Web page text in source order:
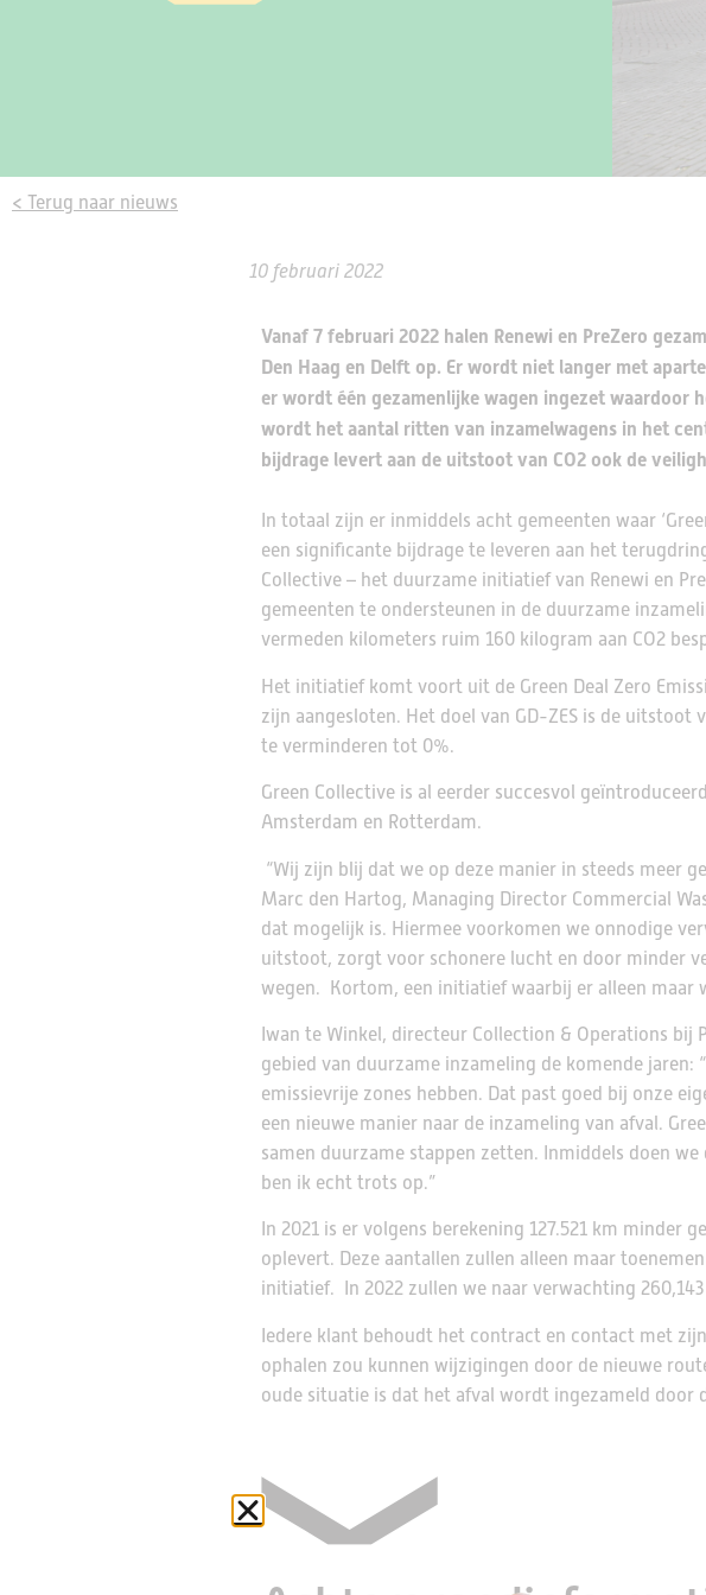
< Terug naar nieuws
10 februari 2022
Vanaf 7 februari 2022 halen Renewi en PreZero
Den Haag en Delft op. Er wordt niet langer met
er wordt één gezamenlijke wagen ingezet waardoor
wordt het aantal ritten van inzamelwagens in het
bijdrage levert aan de uitstoot van CO2 ook de
In totaal zijn er inmiddels acht gemeenten waar
een significante bijdrage te leveren aan het
Collective – het duurzame initiatief van Renewi en
gemeenten te ondersteunen in de duurzame
vermeden kilometers ruim 160 kilogram aan CO2
Het initiatief komt voort uit de Green Deal Zero
zijn aangesloten. Het doel van GD-ZES is de uitstoot
te verminderen tot 0%.
Green Collective is al eerder succesvol
Amsterdam en Rotterdam.
“Wij zijn blij dat we op deze manier in steeds meer
Marc den Hartog, Managing Director Commercial
dat mogelijk is. Hiermee voorkomen we onnodige
uitstoot, zorgt voor schonere lucht en door minder
wegen. Kortom, een initiatief waarbij er alleen maar
Iwan te Winkel, directeur Collection & Operations
gebied van duurzame inzameling de komende jaren:
emissievrije zones hebben. Dat past goed bij onze
een nieuwe manier naar de inzameling van afval.
samen duurzame stappen zetten. Inmiddels doen
ben ik echt trots op.”
In 2021 is er volgens berekening 127.521 km minder
oplevert. Deze aantallen zullen alleen maar
initiatief. In 2022 zullen we naar verwachting
Iedere klant behoudt het contract en contact met
ophalen zou kunnen wijzigingen door de nieuwe
oude situatie is dat het afval wordt ingezameld door